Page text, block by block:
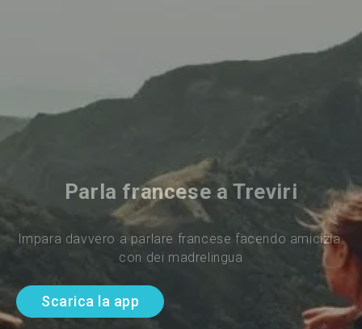
Parla francese a Treviri
Impara davvero a parlare francese facendo amicizia
con dei madrelingua
Scarica la app